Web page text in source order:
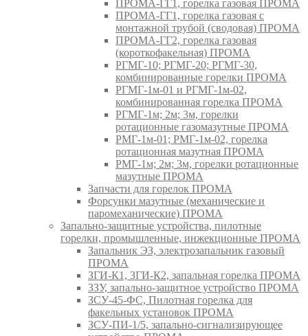
ПРОМА-ГГ1, горелка газовая ПРОМА
ПРОМА-ГГ1, горелка газовая с
монтажной трубой (сводовая) ПРОМА
ПРОМА-ГГ2, горелка газовая
(короткофакельная) ПРОМА
РГМГ-10; РГМГ-20; РГМГ-30,
комбинированные горелки ПРОМА
РГМГ-1м-01 и РГМГ-1м-02,
комбинированная горелка ПРОМА
РГМГ-1м; 2м; 3м, горелки
ротационные газомазутные ПРОМА
РМГ-1м-01; РМГ-1м-02, горелка
ротационная мазутная ПРОМА
РМГ-1м; 2м; 3м, горелки ротационные
мазутные ПРОМА
Запчасти для горелок ПРОМА
Форсунки мазутные (механические и
паромеханические) ПРОМА
Запально-защитные устройства, пилотные
горелки, промышленные, инжекционные ПРОМА
Запальник ЭЗ, электрозапальник газовый
ПРОМА
ЗГИ-К1, ЗГИ-К2, запальная горелка ПРОМА
ЗЗУ, запально-защитное устройство ПРОМА
ЗСУ-45-ФС, Пилотная горелка для
факельных установок ПРОМА
ЗСУ-ПИ-1/5, запально-сигнализирующее